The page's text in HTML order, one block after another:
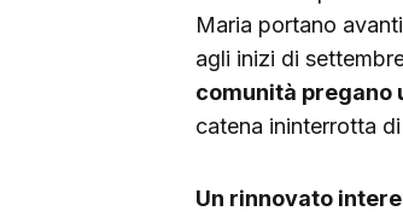
Maria portano
agli inizi di
comunità pregano
catena ininterrotta
Un rinnovato